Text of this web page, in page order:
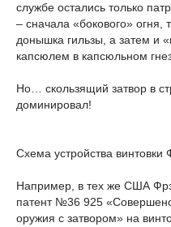
службе остались только
– сначала «бокового» огня,
донышка гильзы, а затем и
капсюлем в капсюльном
Но… скользящий затвор в
доминировал!
Схема устройства винтовки
Например, в тех же США
патент №36 925
оружия с затвором» на